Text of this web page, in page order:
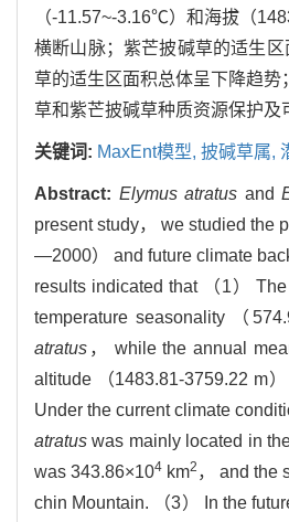
（-11.57~-3.16℃）和海拔（
横断山脉；紫芒披碱草的适生
草的适生区面积总体呈下降趋
草和紫芒披碱草种质资源保护
关键词: MaxEnt模型, 披碱草属,
Abstract: Elymus atratus and
present study， we studied the
—2000） and future climate
results indicated that （1）
temperature seasonality （
atratus ， while the annual
altitude （1483.81-3759.22 m
Under the current climate
atratus was mainly located in
was 343.86×104 km2 ， and the
chin Mountain. （3） In the